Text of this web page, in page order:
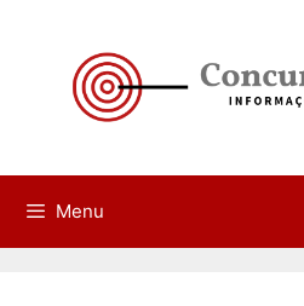
conteúdo
Menu